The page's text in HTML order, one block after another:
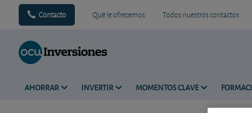
Contacto Qué le ofrecemos Todos nuestros contactos
AHORRAR INVERTIR MOMENTOS CLAVE